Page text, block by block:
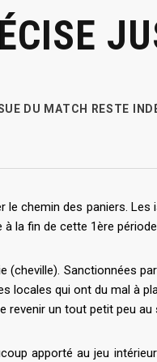
DU MATCH RESTE
chemin des paniers.
la fin de cette 1ère
Sanctionnées
locales qui ont du mal à
un tout petit peu au
apporté au jeu